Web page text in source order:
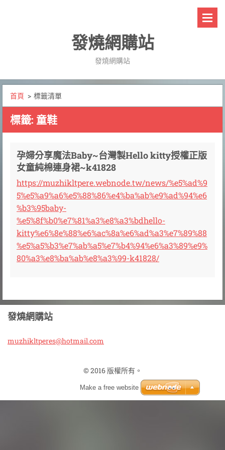
發燒網購站
發燒網購站
首頁 > 標籤清單
標籤: 童鞋
孕婦分享魔法Baby~台灣製Hello kitty授權正版
女童純棉連身裙~k41828
https://muzhikltpere.webnode.tw/news/%e5%ad%9
5%e5%a9%a6%e5%88%86%e4%ba%ab%e9%ad%94%e6
%b3%95baby-
%e5%8f%b0%e7%81%a3%e8%a3%bdhello-
kitty%e6%8e%88%e6%ac%8a%e6%ad%a3%e7%89%88
%e5%a5%b3%e7%ab%a5%e7%b4%94%e6%a3%89%e9%
80%a3%e8%ba%ab%e8%a3%99-k41828/
發燒網購站
muzhikltperes@hotmail.com
© 2016 版權所有。
Make a free website